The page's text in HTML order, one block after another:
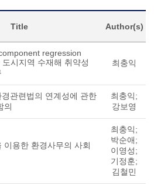
Title Author(s)
regression
시지역 수재해 취약성
최충익
관련법의 연계성에 관한
의
최충익;
강보영
이용한 환경사무의 사회
최충익;
박순애;
이영성;
기정훈;
김철민